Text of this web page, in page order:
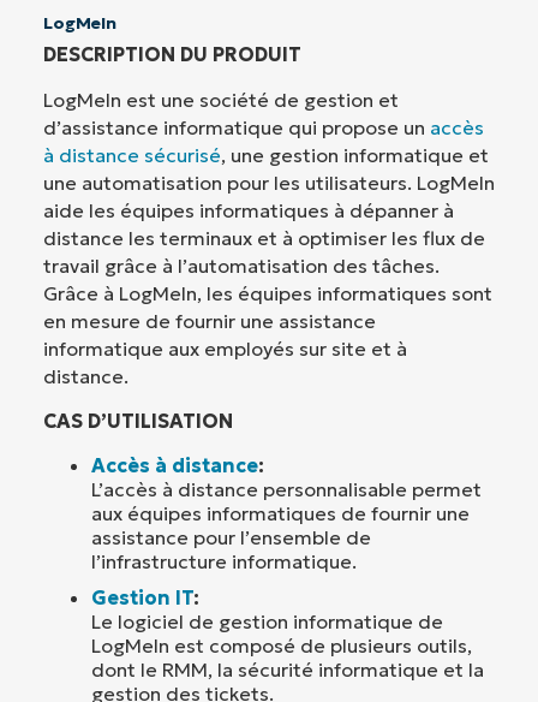
LogMeIn
DESCRIPTION DU PRODUIT
LogMeIn est une société de gestion et
d’assistance informatique qui propose un accès
à distance sécurisé, une gestion informatique et
une automatisation pour les utilisateurs. LogMeIn
aide les équipes informatiques à dépanner à
distance les terminaux et à optimiser les flux de
travail grâce à l’automatisation des tâches.
Grâce à LogMeIn, les équipes informatiques sont
en mesure de fournir une assistance
informatique aux employés sur site et à
distance.
CAS D’UTILISATION
Accès à distance:
L’accès à distance personnalisable permet
aux équipes informatiques de fournir une
assistance pour l’ensemble de
l’infrastructure informatique.
Gestion IT:
Le logiciel de gestion informatique de
LogMeIn est composé de plusieurs outils,
dont le RMM, la sécurité informatique et la
gestion des tickets.